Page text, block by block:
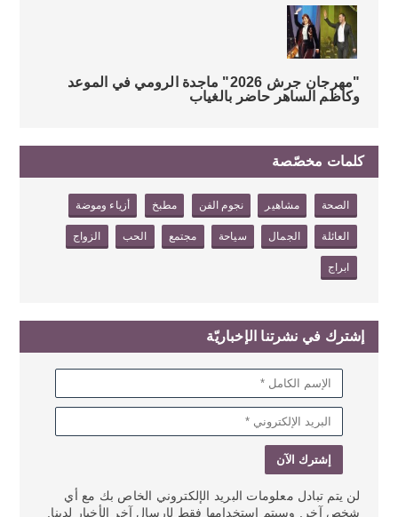
الرجل للمرأه
ليس الجمال من
بينها
"مهرجان جرش 2026" ماجدة الرومي في الموعد
وكاظم الساهر حاضر بالغياب
كلمات مخصّصة
الصحة مشاهير نجوم الفن مطبخ أزياء وموضة
العائلة الجمال سياحة مجتمع الحب الزواج
ابراج
إشترك في نشرتنا الإخباريّة
لن يتم تبادل معلومات البريد الإلكتروني الخاص بك مع أي
شخص آخر. وسيتم استخدامها فقط لإرسال آخر الأخبار لدينا.